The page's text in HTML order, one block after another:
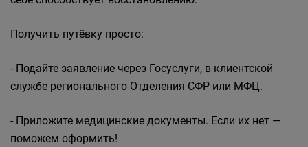
Получить путёвку просто:
- Подайте заявление через Госуслуги, в клиентской
службе регионального Отделения СФР или МФЦ.
- Приложите медицинские документы. Если их нет —
поможем оформить!